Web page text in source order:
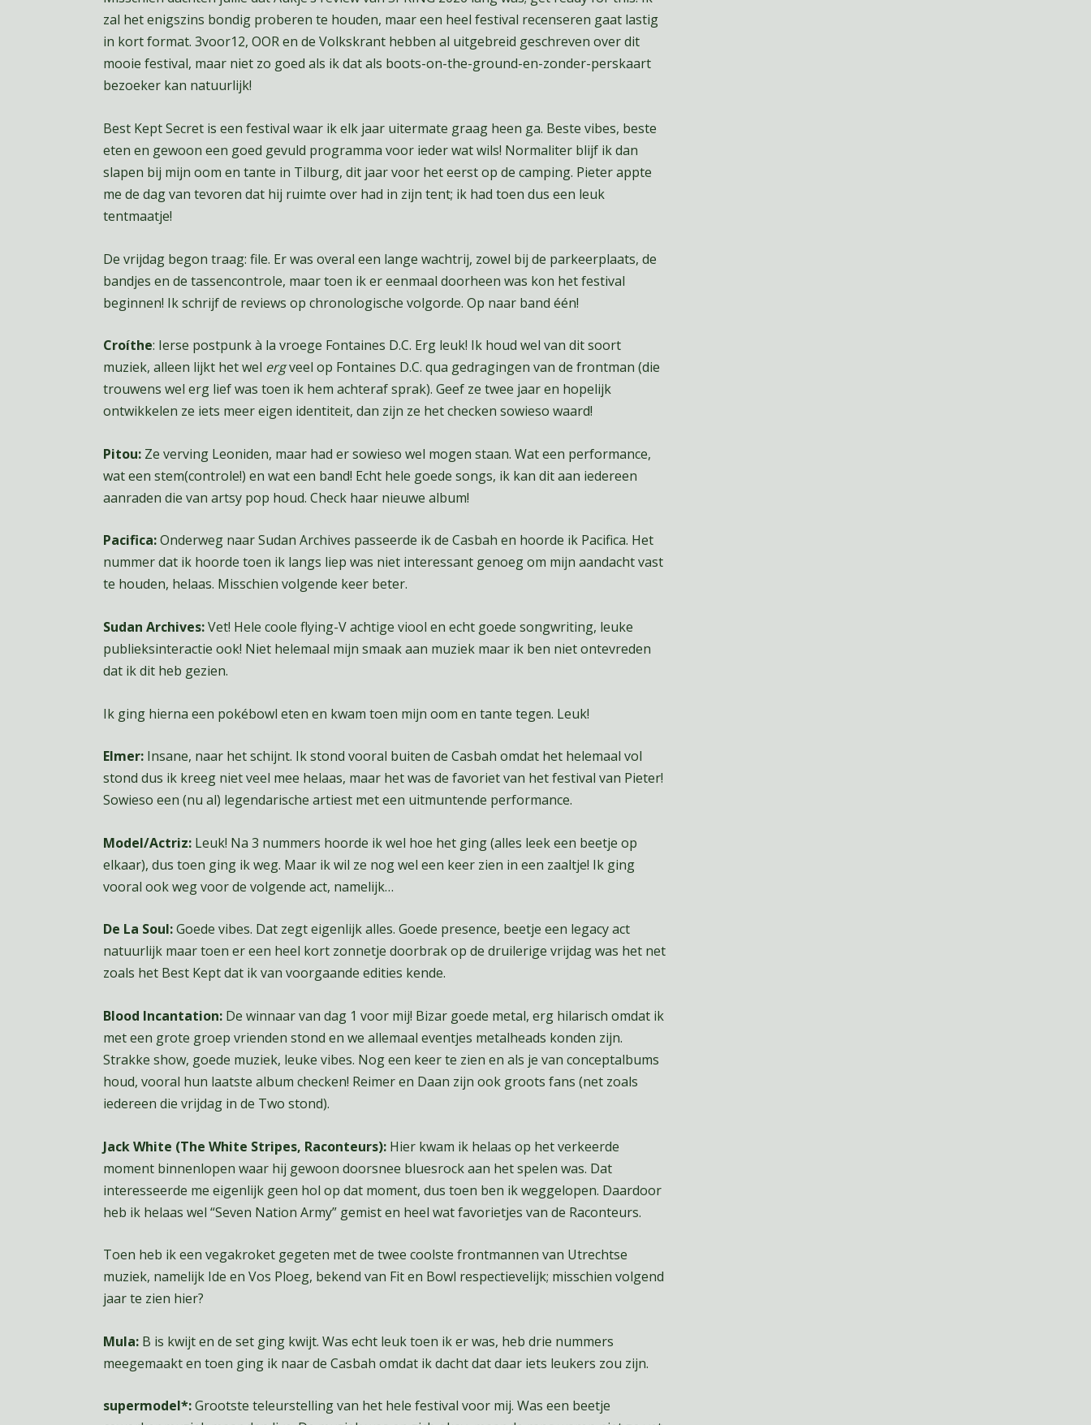
zal het enigszins bondig proberen te houden, maar een heel festival recenseren gaat lastig
in kort format. 3voor12, OOR en de Volkskrant hebben al uitgebreid geschreven over dit
mooie festival, maar niet zo goed als ik dat als boots-on-the-ground-en-zonder-perskaart
bezoeker kan natuurlijk!
Best Kept Secret is een festival waar ik elk jaar uitermate graag heen ga. Beste vibes, beste
eten en gewoon een goed gevuld programma voor ieder wat wils! Normaliter blijf ik dan
slapen bij mijn oom en tante in Tilburg, dit jaar voor het eerst op de camping. Pieter appte
me de dag van tevoren dat hij ruimte over had in zijn tent; ik had toen dus een leuk
tentmaatje!
De vrijdag begon traag: file. Er was overal een lange wachtrij, zowel bij de parkeerplaats, de
bandjes en de tassencontrole, maar toen ik er eenmaal doorheen was kon het festival
beginnen! Ik schrijf de reviews op chronologische volgorde. Op naar band één!
Croíthe: Ierse postpunk à la vroege Fontaines D.C. Erg leuk! Ik houd wel van dit soort
muziek, alleen lijkt het wel ergveel op Fontaines D.C. qua gedragingen van de frontman (die
trouwens wel erg lief was toen ik hem achteraf sprak). Geef ze twee jaar en hopelijk
ontwikkelen ze iets meer eigen identiteit, dan zijn ze het checken sowieso waard!
Pitou: Ze verving Leoniden, maar had er sowieso wel mogen staan. Wat een performance,
wat een stem(controle!) en wat een band! Echt hele goede songs, ik kan dit aan iedereen
aanraden die van artsy pop houd. Check haar nieuwe album!
Pacifica:Onderweg naar Sudan Archives passeerde ik de Casbah en hoorde ik Pacifica. Het
nummer dat ik hoorde toen ik langs liep was niet interessant genoeg om mijn aandacht vast
te houden, helaas. Misschien volgende keer beter.
Sudan Archives:Vet! Hele coole flying-V achtige viool en echt goede songwriting, leuke
publieksinteractie ook! Niet helemaal mijn smaak aan muziek maar ik ben niet ontevreden
dat ik dit heb gezien.
Ik ging hierna een pokébowl eten en kwam toen mijn oom en tante tegen. Leuk!
Elmer: Insane, naar het schijnt. Ik stond vooral buiten de Casbah omdat het helemaal vol
stond dus ik kreeg niet veel mee helaas, maar het was de favoriet van het festival van Pieter!
Sowieso een (nu al) legendarische artiest met een uitmuntende performance.
Model/Actriz:Leuk! Na 3 nummers hoorde ik wel hoe het ging (alles leek een beetje op
elkaar), dus toen ging ik weg. Maar ik wil ze nog wel een keer zien in een zaaltje! Ik ging
vooral ook weg voor de volgende act, namelijk…
De La Soul:Goede vibes. Dat zegt eigenlijk alles. Goede presence, beetje een legacy act
natuurlijk maar toen er een heel kort zonnetje doorbrak op de druilerige vrijdag was het net
zoals het Best Kept dat ik van voorgaande edities kende.
Blood Incantation:De winnaar van dag 1 voor mij! Bizar goede metal, erg hilarisch omdat ik
met een grote groep vrienden stond en we allemaal eventjes metalheads konden zijn.
Strakke show, goede muziek, leuke vibes. Nog een keer te zien en als je van conceptalbums
houd, vooral hun laatste album checken! Reimer en Daan zijn ook groots fans (net zoals
iedereen die vrijdag in de Two stond).
Jack White (The White Stripes, Raconteurs):Hier kwam ik helaas op het verkeerde
moment binnenlopen waar hij gewoon doorsnee bluesrock aan het spelen was. Dat
interesseerde me eigenlijk geen hol op dat moment, dus toen ben ik weggelopen. Daardoor
heb ik helaas wel “Seven Nation Army” gemist en heel wat favorietjes van de Raconteurs.
Toen heb ik een vegakroket gegeten met de twee coolste frontmannen van Utrechtse
muziek, namelijk Ide en Vos Ploeg, bekend van Fit en Bowl respectievelijk; misschien volgend
jaar te zien hier?
Mula:B is kwijt en de set ging kwijt. Was echt leuk toen ik er was, heb drie nummers
meegemaakt en toen ging ik naar de Casbah omdat ik dacht dat daar iets leukers zou zijn.
supermodel*:Grootste teleurstelling van het hele festival voor mij. Was een beetje